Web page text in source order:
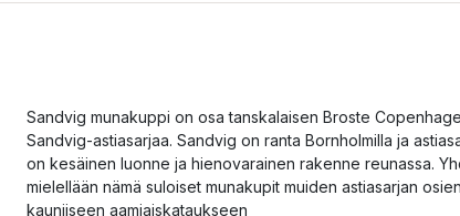
Sandvig munakuppi on osa tanskalaisen Broste
Sandvig-astiasarjaa. Sandvig on ranta Bornholmilla ja
on kesäinen luonne ja hienovarainen rakenne reunassa.
mielellään nämä suloiset munakupit muiden astiasarjan
kauniiseen aamiaiskataukseen